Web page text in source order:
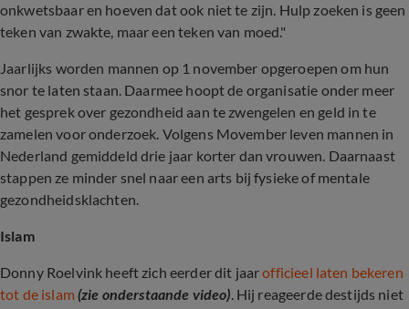
onkwetsbaar en hoeven dat ook niet te zijn. Hulp zoeken is geen
teken van zwakte, maar een teken van moed."
Jaarlijks worden mannen op 1 november opgeroepen om hun
snor te laten staan. Daarmee hoopt de organisatie onder meer
het gesprek over gezondheid aan te zwengelen en geld in te
zamelen voor onderzoek. Volgens Movember leven mannen in
Nederland gemiddeld drie jaar korter dan vrouwen. Daarnaast
stappen ze minder snel naar een arts bij fysieke of mentale
gezondheidsklachten.
Islam
Donny Roelvink heeft zich eerder dit jaarofficieel laten bekeren
tot de islam (zie onderstaande video). Hij reageerde destijds niet